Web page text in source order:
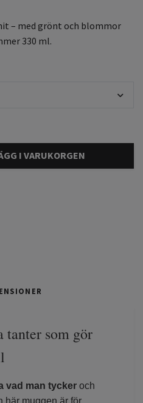
– med grönt och blommor
330 ml.
I VARUKORGEN
tanter som gör
vad man tycker och
här muggen är för